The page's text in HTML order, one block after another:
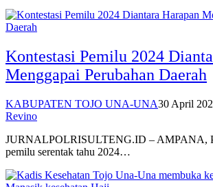
Kontestasi Pemilu 2024
Menggapai Perubahan Daerah
KABUPATEN TOJO UNA-UNA30 April
Revino
JURNALPOLRISULTENG.ID – AMPANA,
pemilu serentak tahu 2024…